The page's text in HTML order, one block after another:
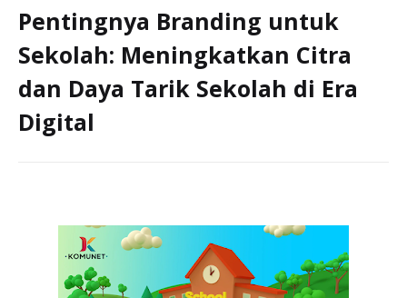
Pentingnya Branding untuk
Sekolah: Meningkatkan Citra
dan Daya Tarik Sekolah di Era
Digital